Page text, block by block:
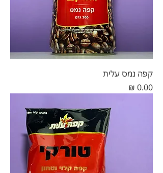
קפה נמס עלית
מחיר